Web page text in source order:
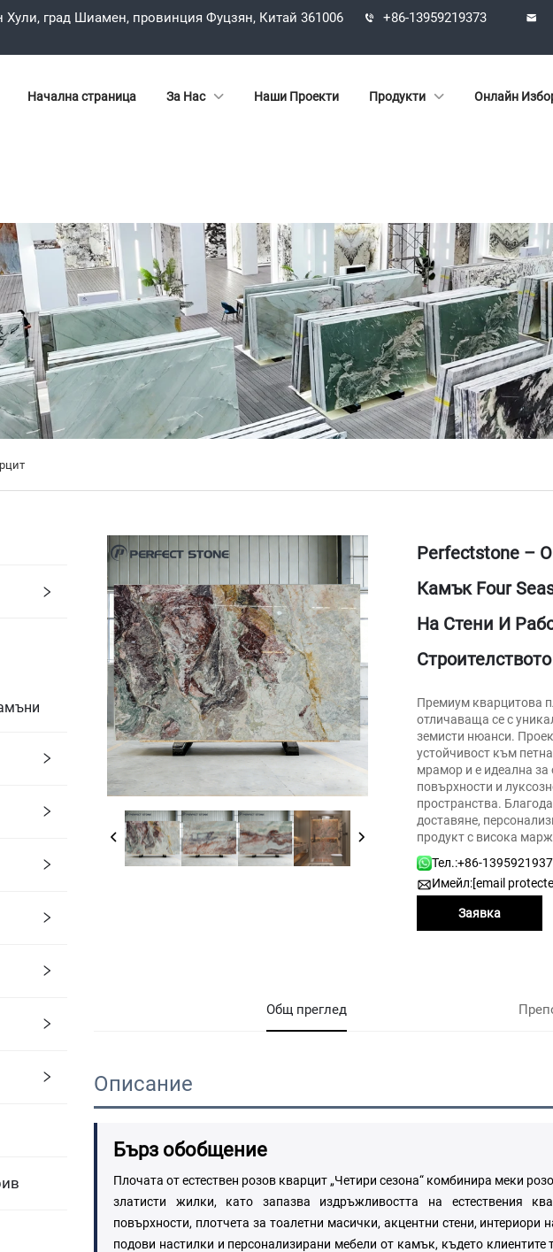
град Шиамен, провинция Фуцзян, Китай 361006
+86-13959219373
Начална страница За Нас Наши Проекти Продукти Онлайн
Perfectstone –
Камък Four
На Стени И
Строителството
Премиум кварцитова
отличаваща се с
земисти нюанси.
устойчивост към
мрамор и е идеална за
повърхности и
пространства.
доставяне,
продукт с висока
Тел.:+86-
Имейл:[email
Заявка
Общ преглед
Описание
Бърз обобщение
Плочата от естествен розов кварцит „Четири сезона“ комбинира меки
златисти жилки, като запазва издръжливостта на естествения
повърхности, плотчета за тоалетни масички, акцентни стени, интериори
подови настилки и персонализирани мебели от камък, където